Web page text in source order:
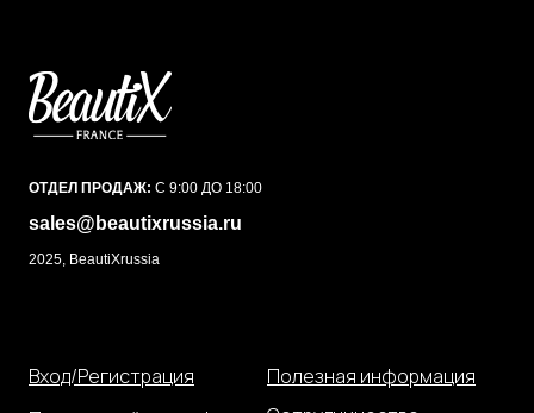
ОТДЕЛ ПРОДАЖ: С 9:00 ДО 18:00
sales@beautixrussia.ru
2025, BeautiXrussia
Вход/Регистрация
Полезная информация